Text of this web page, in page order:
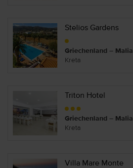
Stelios Gardens
Griechenland – Malia
Kreta
Triton Hotel
Griechenland – Malia
Kreta
Villa Mare Monte